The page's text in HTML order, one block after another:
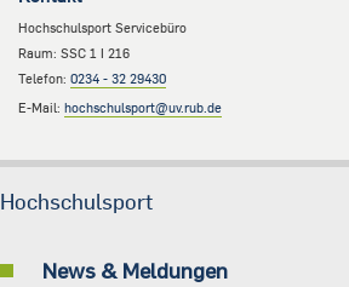
Hochschulsport Servicebüro
Raum: SSC 1 I 216
Telefon: 0234 - 32 29430
E-Mail: hochschulsport@uv.rub.de
Hochschulsport
News & Meldungen